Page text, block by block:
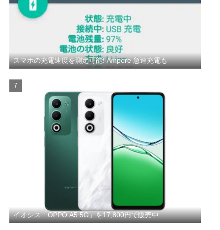
スマホの充電速度を測定可能! Ampere 急速充電も
イオシス「OPPO A5 5G」を17,800円で販売中